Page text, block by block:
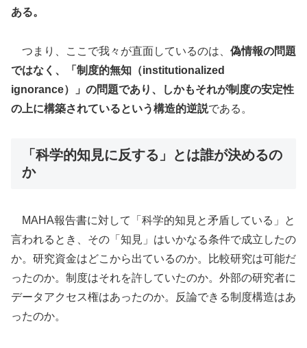
ある。
つまり、ここで我々が直面しているのは、 偽情報の問題
ではなく、「制度的無知（institutionalized
ignorance）」の問題であり、しかもそれが制度の安定性
の上に構築されているという構造的逆説である。
「科学的知見に反する」とは誰が決めるの
か
MAHA報告書に対して「科学的知見と矛盾している」と
言われるとき、その「知見」はいかなる条件で成立したの
か。研究資金はどこから出ているのか。比較研究は可能だ
ったのか。制度はそれを許していたのか。外部の研究者に
データアクセス権はあったのか。反論できる制度構造はあ
ったのか。